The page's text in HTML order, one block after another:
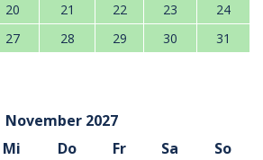
20 21 22 23
24
27 28 29 30 31
November 2027
Mi Do Fr Sa So